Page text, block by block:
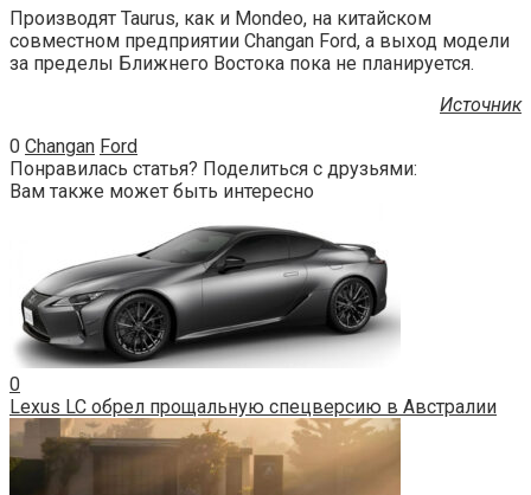
Производят Taurus, как и Mondeo, на китайском
совместном предприятии Changan Ford, а выход модели
за пределы Ближнего Востока пока не планируется.
Источник
0 Changan Ford
Понравилась статья? Поделиться с друзьями:
Вам также может быть интересно
0
Lexus LC обрел прощальную спецверсию в Австралии